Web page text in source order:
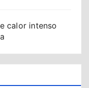
calor intenso